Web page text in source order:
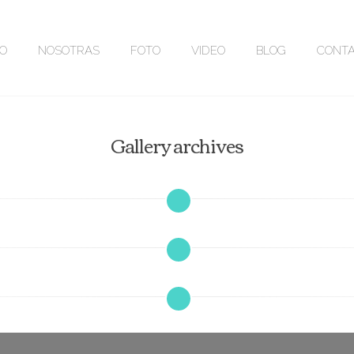
NOSOTRAS FOTO VIDEO BLOG
Gallery archives